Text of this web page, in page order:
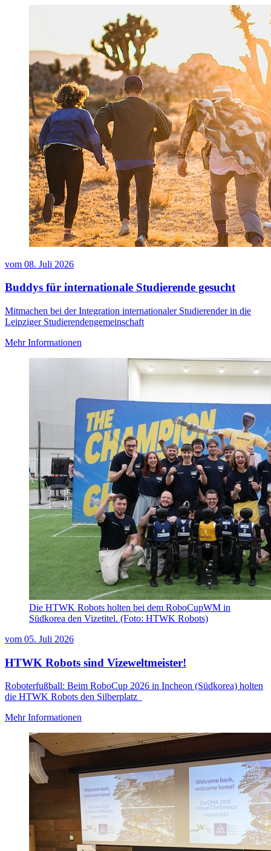
vom 08. Juli 2026
Buddys für internationale Studierende gesucht
Mitmachen bei der Integration internationaler Studierender in die
Leipziger Studierendengemeinschaft
Mehr Informationen
Die HTWK Robots holten bei dem RoboCupWM in
Südkorea den Vizetitel. (Foto: HTWK Robots)
vom 05. Juli 2026
HTWK Robots sind Vizeweltmeister!
Roboterfußball: Beim RoboCup 2026 in Incheon (Südkorea) holten
die HTWK Robots den Silberplatz
Mehr Informationen